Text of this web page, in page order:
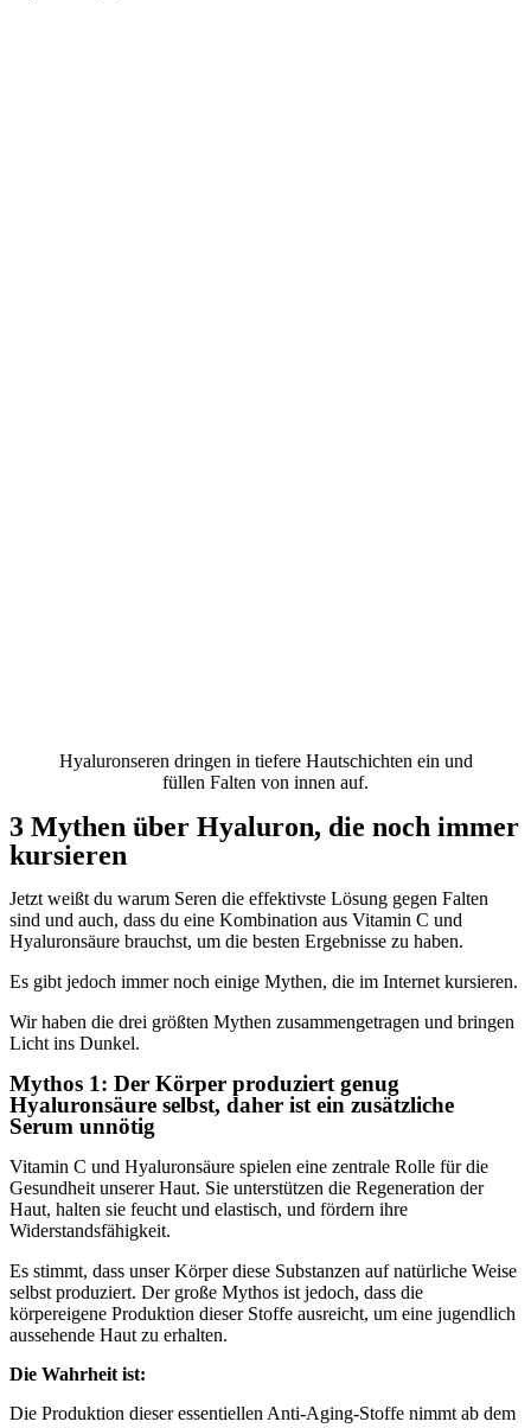
Hyaluronseren dringen in tiefere Hautschichten ein und
füllen Falten von innen auf.
3 Mythen über Hyaluron, die noch immer
kursieren
Jetzt weißt du warum Seren die effektivste Lösung gegen Falten
sind und auch, dass du eine Kombination aus Vitamin C und
Hyaluronsäure brauchst, um die besten Ergebnisse zu haben.
Es gibt jedoch immer noch einige Mythen, die im Internet kursieren.
Wir haben die drei größten Mythen zusammengetragen und bringen
Licht ins Dunkel.
Mythos 1: Der Körper produziert genug
Hyaluronsäure selbst, daher ist ein zusätzliche
Serum unnötig
Vitamin C und Hyaluronsäure spielen eine zentrale Rolle für die
Gesundheit unserer Haut. Sie unterstützen die Regeneration der
Haut, halten sie feucht und elastisch, und fördern ihre
Widerstandsfähigkeit.
Es stimmt, dass unser Körper diese Substanzen auf natürliche Weise
selbst produziert. Der große Mythos ist jedoch, dass die
körpereigene Produktion dieser Stoffe ausreicht, um eine jugendlich
aussehende Haut zu erhalten.
Die Wahrheit ist:
Die Produktion dieser essentiellen Anti-Aging-Stoffe nimmt ab dem